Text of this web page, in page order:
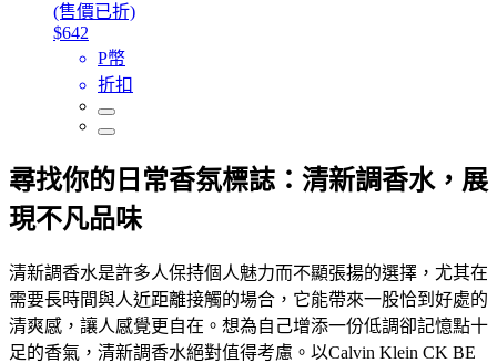
(售價已折)
$642
P幣
折扣
尋找你的日常香氛標誌：清新調香水，展
現不凡品味
清新調香水是許多人保持個人魅力而不顯張揚的選擇，尤其在
需要長時間與人近距離接觸的場合，它能帶來一股恰到好處的
清爽感，讓人感覺更自在。想為自己增添一份低調卻記憶點十
足的香氣，清新調香水絕對值得考慮。以Calvin Klein CK BE